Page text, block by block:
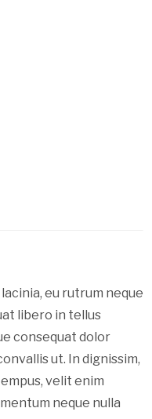
eu rutrum neque
libero in tellus
consequat dolor
ut. In dignissim,
velit enim
neque nulla